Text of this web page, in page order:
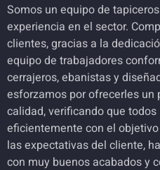
Somos un equipo de
experiencia en el sector.
clientes, gracias a la
equipo de trabajadores
cerrajeros, ebanistas y
esforzamos por ofrecerles un
calidad, verificando que
eficientemente con el
las expectativas del cliente,
con muy buenos acabados y